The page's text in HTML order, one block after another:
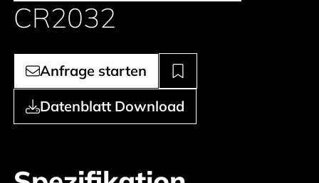
CR2032
Anfrage starten
Datenblatt Download